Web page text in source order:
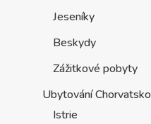
Jeseníky
Beskydy
Zážitkové pobyty
Ubytování Chorvatsko
Istrie